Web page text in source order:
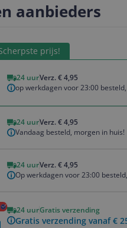
aanbieders
prijs!
24 uurVerz. € 4,95
op werkdagen voor 23:00
24 uurVerz. € 4,95
Vandaag besteld, morgen in huis!
24 uurVerz. € 4,95
Op werkdagen voor 23:00
24 uurGratis verzending
Gratis verzending vanaf €